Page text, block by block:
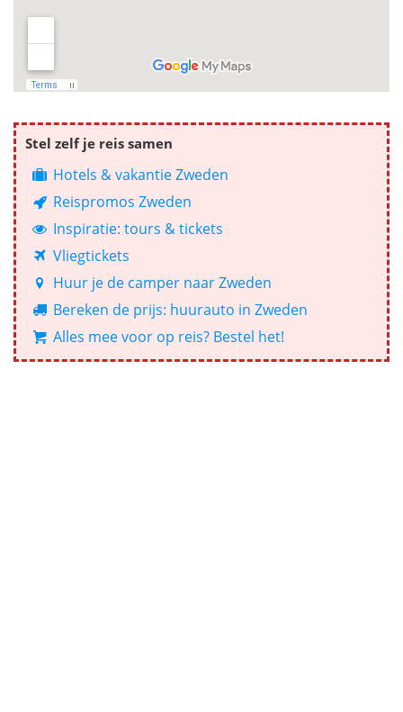
Stel zelf je reis samen
Hotels & vakantie Zweden
Reispromos Zweden
Inspiratie: tours & tickets
Vliegtickets
Huur je de camper naar Zweden
Bereken de prijs: huurauto in Zweden
Alles mee voor op reis? Bestel het!